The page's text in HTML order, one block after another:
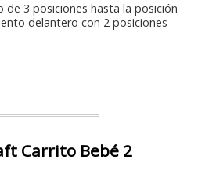
de 3 posiciones hasta la posición
delantero con 2 posiciones
Carrito Bebé 2